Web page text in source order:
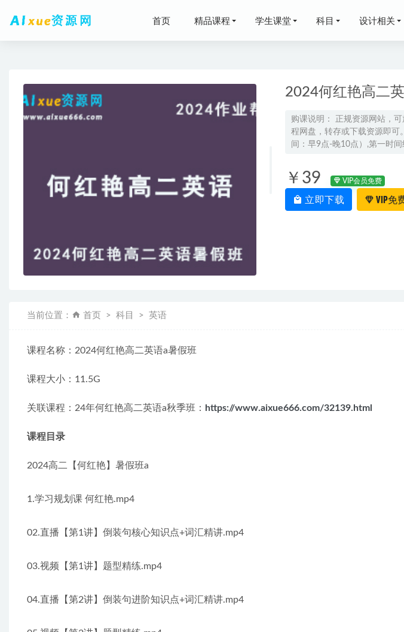
首页 精品课程 学生课堂 科目 设计相关
2024何红艳高二
购课说明： 正规资源网站，
程网盘，转存或下载资源即可
间：早9点-晚10点）,第一时间
￥39 VIP会员免费
立即下载 VIP免
当前位置： 首页 科目 英语
课程名称：2024何红艳高二英语a暑假班
课程大小：11.5G
关联课程：24年何红艳高二英语a秋季班： https://www.aixue666.com/32139.html
课程目录
2024高二【何红艳】暑假班a
1.学习规划课 何红艳.mp4
02.直播【第1讲】倒装句核心知识点+词汇精讲.mp4
03.视频【第1讲】题型精练.mp4
04.直播【第2讲】倒装句进阶知识点+词汇精讲.mp4
2025谢一凡高一生物下学期春季班 2025-03-08
2025夏梦迪高三物理一轮复习暑假班视频教
高中语文教程2022张亚柔高二语文全年班